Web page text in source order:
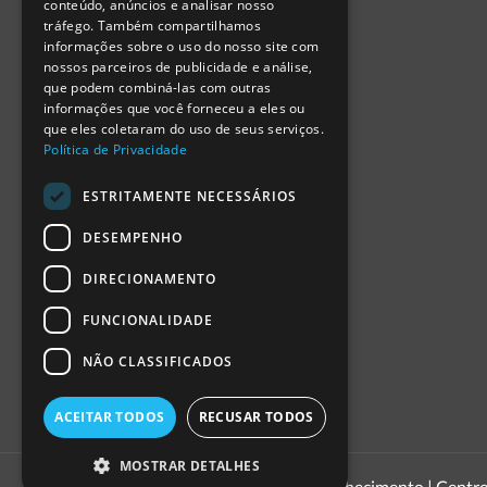
Relatório Anual RCN 2024
Relatório Intercalar RCN 2025
SPANISH
conteúdo, anúncios e analisar nosso
tráfego. Também compartilhamos
informações sobre o uso do nosso site com
nossos parceiros de publicidade e análise,
que podem combiná-las com outras
informações que você forneceu a eles ou
que eles coletaram do uso de seus serviços.
Política de Privacidade
ESTRITAMENTE NECESSÁRIOS
DESEMPENHO
DIRECIONAMENTO
FUNCIONALIDADE
NÃO CLASSIFICADOS
ACEITAR TODOS RECUSAR TODOS
MOSTRAR DETALHES